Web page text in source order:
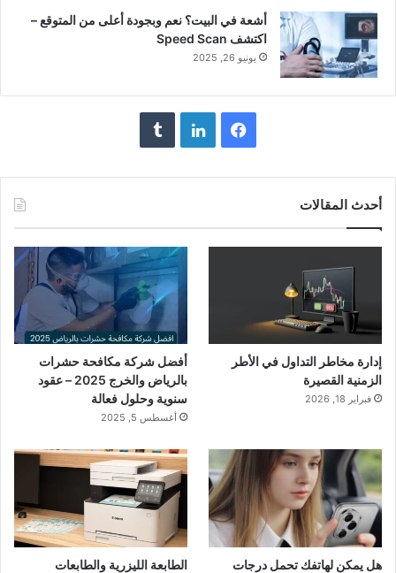
أشعة في البيت؟ نعم وبجودة أعلى من المتوقع –
اكتشف Speed Scan
يونيو 26, 2025
فيسبوكلينكدإن
‏Tumblr
أحدث المقالات
إدارة مخاطر التداول في الأطر
الزمنية القصيرة
فبراير 18, 2026
أفضل شركة مكافحة حشرات
بالرياض والخرج 2025 – عقود
سنوية وحلول فعالة
أغسطس 5, 2025
هل يمكن لهاتفك تحمل درجات
الطابعة الليزرية والطابعات